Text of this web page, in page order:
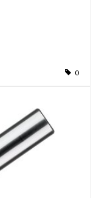
0